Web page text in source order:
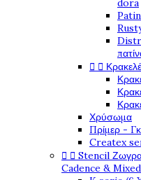
dora
  Κρακελέ
Χρύσωμα
Πρίμερ -
Createx
  Stencil
Cadence &